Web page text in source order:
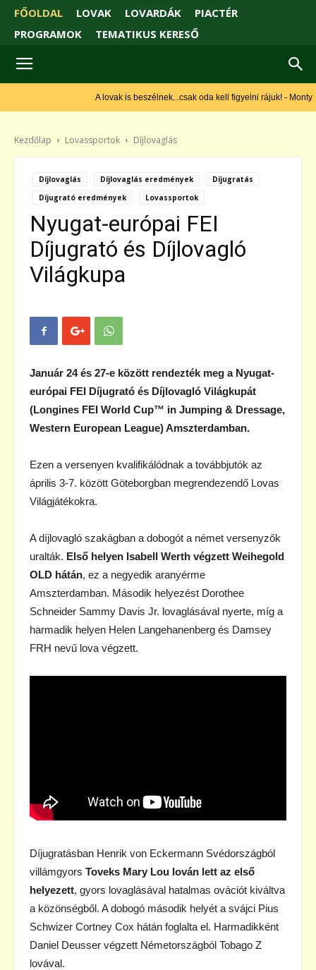
FŐOLDAL LOVAK LOVARDÁK
PIACTÉR
PROGRAMOK
TEMATIKUS KERESŐ
A lovak is beszélnek...csak oda kell figyelni rájuk! - Monty
Kezdőlap Lovassportok Díjlovaglás
Díjlovaglás Díjlovaglás eredmények
Díjugratás
Díjugrató eredmények
Lovassportok
Nyugat-európai FEI
Díjugrató és Díjlovagló
Világkupa
Január 24 és 27-e között rendezték meg a Nyugat-
európai FEI Díjugrató és Díjlovagló Világkupát
(Longines FEI World Cup™ in Jumping & Dressage,
Western European League) Amszterdamban.
Ezen a versenyen kvalifikálódnak a továbbjutók az
április 3-7. között Göteborgban megrendezendő Lovas
Világjátékokra.
A díjlovagló szakágban a dobogót a német versenyzők
uralták. Első helyen Isabell Werth végzett Weihegold
OLD hátán, ez a negyedik aranyérme
Amszterdamban. Második helyezést Dorothee
Schneider Sammy Davis Jr. lovaglásával nyerte, míg a
harmadik helyen Helen Langehanenberg és Damsey
FRH nevű lova végzett.
Díjugratásban Henrik von Eckermann Svédországból
villámgyors Toveks Mary Lou lován lett az első
helyezett, gyors lovaglásával hatalmas ovációt kiváltva
a közönségből. A dobogó második helyét a svájci Pius
Schwizer Cortney Cox hátán foglalta el. Harmadikként
Daniel Deusser végzett Németországból Tobago Z
lovával.